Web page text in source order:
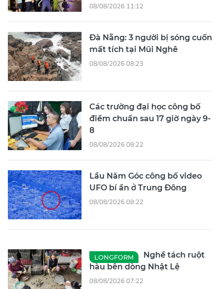
08/08/2026 11:12
Đà Nẵng: 3 người bị sóng cuốn
mất tích tại Mũi Nghê
08/08/2026 08:23
Các trường đại học công bố
điểm chuẩn sau 17 giờ ngày 9-
8
08/08/2026 08:22
Lầu Năm Góc công bố video
UFO bí ẩn ở Trung Đông
08/08/2026 08:22
LONGFORM
Nghề tách ruột
hàu bên dòng Nhật Lệ
08/08/2026 07:22